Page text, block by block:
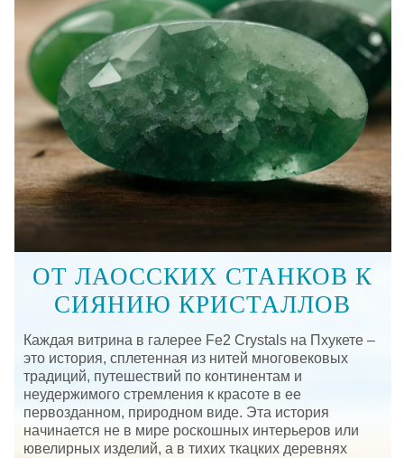
ОТ ЛАОССКИХ СТАНКОВ К
СИЯНИЮ КРИСТАЛЛОВ
Каждая витрина в галерее Fe2 Crystals на Пхукете –
это история, сплетенная из нитей многовековых
традиций, путешествий по континентам и
неудержимого стремления к красоте в ее
первозданном, природном виде. Эта история
начинается не в мире роскошных интерьеров или
ювелирных изделий, а в тихих ткацких деревнях